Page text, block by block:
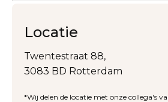
Locatie
Twentestraat 88,
3083 BD Rotterdam
*Wij delen de locatie met onze collega's